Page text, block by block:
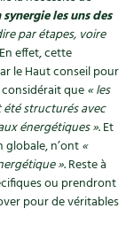
les uns des
par étapes, voire
effet, cette
le Haut conseil pour
que« les
été structurés avec
énergétiques ». Et
globale, n’ont«
». Reste à
ou prendront
pour de véritables